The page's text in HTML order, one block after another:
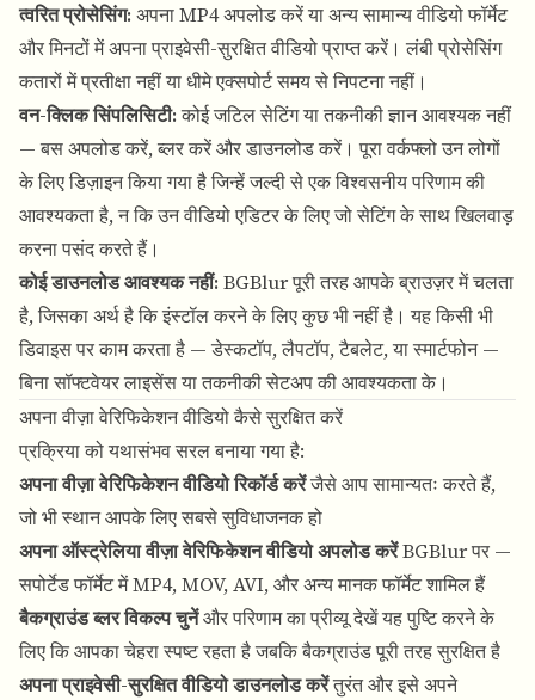
त्वरित प्रोसेसिंग: अपना MP4 अपलोड करेंया अन्य सामान्य वीडियो फॉर्मेट
और मिनटों में अपना प्राइवेसी-सुरक्षित वीडियो प्राप्त करें। लंबी प्रोसेसिंग
कतारों में प्रतीक्षा नहीं या धीमे एक्सपोर्ट समय से निपटना नहीं।
वन-क्लिक सिंपलिसिटी:कोई जटिल सेटिंग या तकनीकी ज्ञान आवश्यक नहीं
— बस अपलोड करें, ब्लर करें और डाउनलोड करें। पूरा वर्कफ्लो उन लोगों
के लिए डिज़ाइन किया गया है जिन्हें जल्दी से एक विश्वसनीय परिणाम की
आवश्यकता है, न कि उन वीडियो एडिटर के लिए जो सेटिंग के साथ खिलवाड़
करना पसंद करते हैं।
कोई डाउनलोड आवश्यक नहीं: BGBlur पूरी तरह आपके ब्राउज़र में चलता
है, जिसका अर्थ है कि इंस्टॉल करने के लिए कुछ भी नहीं है। यह किसी भी
डिवाइस पर काम करता है — डेस्कटॉप, लैपटॉप, टैबलेट, या स्मार्टफोन —
बिना सॉफ्टवेयर लाइसेंस या तकनीकी सेटअप की आवश्यकता के।
अपना वीज़ा वेरिफिकेशन वीडियो कैसे सुरक्षित करें
प्रक्रिया को यथासंभव सरल बनाया गया है:
अपना वीज़ा वेरिफिकेशन वीडियो रिकॉर्ड करेंजैसे आप सामान्यतः करते हैं,
जो भी स्थान आपके लिए सबसे सुविधाजनक हो
अपना ऑस्ट्रेलिया वीज़ा वेरिफिकेशन वीडियो अपलोड करेंBGBlurपर —
सपोर्टेड फॉर्मेट में MP4, MOV, AVI, और अन्य मानक फॉर्मेट शामिल हैं
बैकग्राउंड ब्लर विकल्प चुनेंऔर परिणाम का प्रीव्यू देखें यह पुष्टि करने के
लिए कि आपका चेहरा स्पष्ट रहता है जबकि बैकग्राउंड पूरी तरह सुरक्षित है
अपना प्राइवेसी-सुरक्षित वीडियो डाउनलोड करेंतुरंत और इसे अपने